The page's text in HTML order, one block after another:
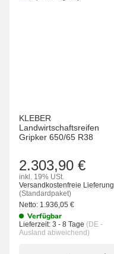
KLEBER
Landwirtschaftsreifen
Gripker 650/65 R38
2.303,90 €
inkl. 19% USt.
Versandkostenfreie Lieferung
(Standardpaket)
Netto: 1.936,05 €
Verfügbar
Lieferzeit: 3 - 8 Tage (DE -
Ausland abweichend)